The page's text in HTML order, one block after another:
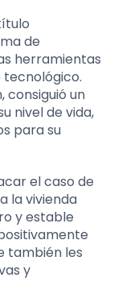
de
herramientas
consiguió un
nivel de vida,
para su
el caso de
la vivienda
y estable
también les
y